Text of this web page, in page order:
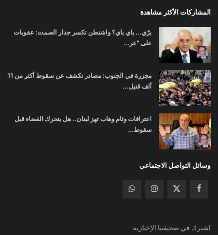
المشاركات الأكثر مشاهدة
برّي... باي باي؟ واشنطن تكسر جدار الصمت: عقوبات
على "عر...
مجزرة في الجنوب: مصادر تكشف عن سقوط أكثر من 11
ألف قتيل...
اعترافات وئام وهاب تهز لبنان.. هل يتحرك القضاء قبل
سقوط...
وسائل التواصل الاجتماعي
اشترك في صحيفتنا الإخبارية